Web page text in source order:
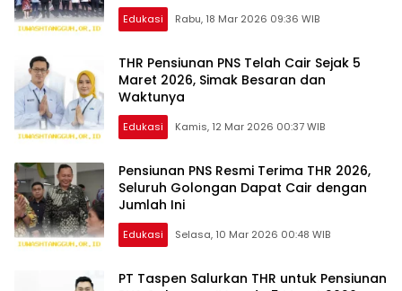
Edukasi Rabu, 18 Mar 2026 09:36 WIB
THR Pensiunan PNS Telah Cair Sejak 5
Maret 2026, Simak Besaran dan
Waktunya
Edukasi Kamis, 12 Mar 2026 00:37 WIB
Pensiunan PNS Resmi Terima THR 2026,
Seluruh Golongan Dapat Cair dengan
Jumlah Ini
Edukasi Selasa, 10 Mar 2026 00:48 WIB
PT Taspen Salurkan THR untuk Pensiunan